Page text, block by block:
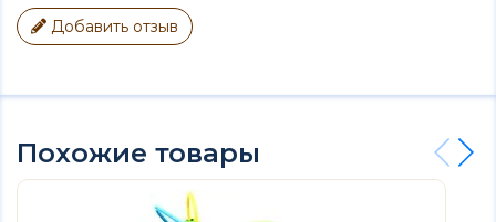
Добавить отзыв
Похожие товары